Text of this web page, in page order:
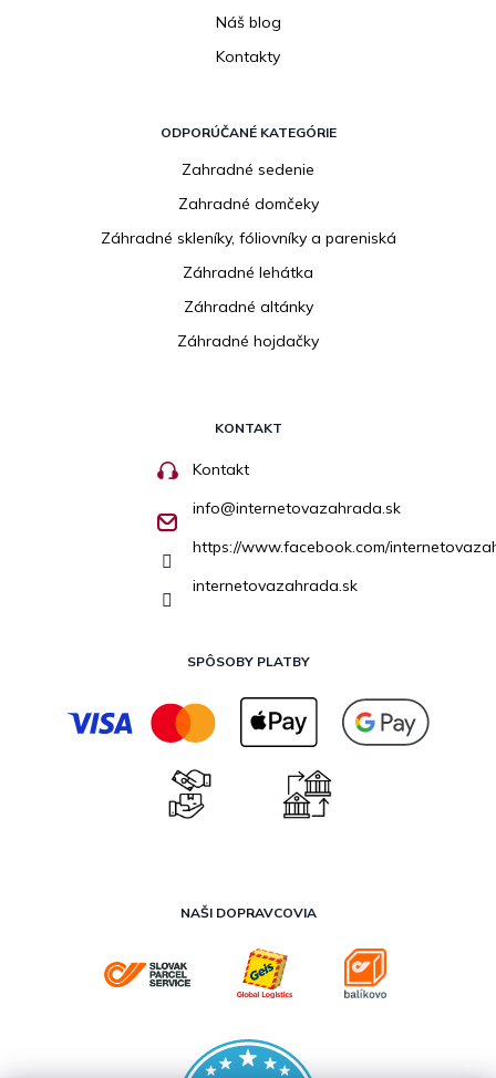
Náš blog
Kontakty
ODPORÚČANÉ KATEGÓRIE
Zahradné sedenie
Zahradné domčeky
Záhradné skleníky, fóliovníky a pareniská
Záhradné lehátka
Záhradné altánky
Záhradné hojdačky
KONTAKT
Kontakt
info@internetovazahrada.sk
https://www.facebook.com/
internetovazahrada.sk
SPÔSOBY PLATBY
NAŠI DOPRAVCOVIA